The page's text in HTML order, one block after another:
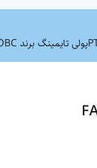
پولی تایمینگ برند OBC